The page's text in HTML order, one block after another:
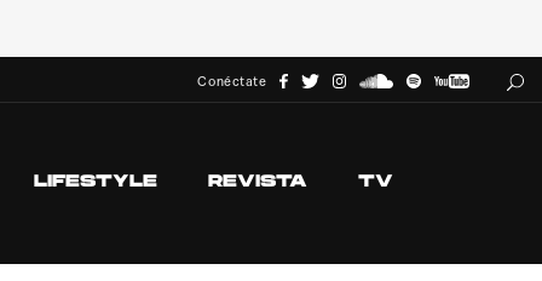
Conéctate
LIFESTYLE REVISTA TV